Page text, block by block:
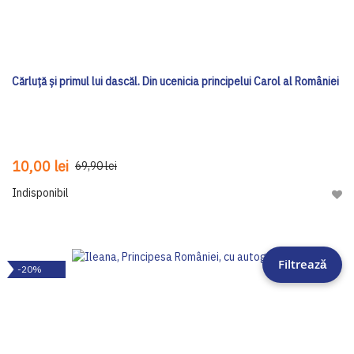
Cărluță și primul lui dascăl. Din ucenicia principelui Carol al României
10,00 lei 69,90 lei
Indisponibil
-20% Filtrează